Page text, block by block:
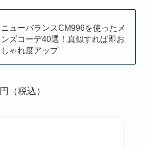
ニューバランスCM996を使ったメ
ンズコーデ40選！真似すれば即お
しゃれ度アップ
（税込）